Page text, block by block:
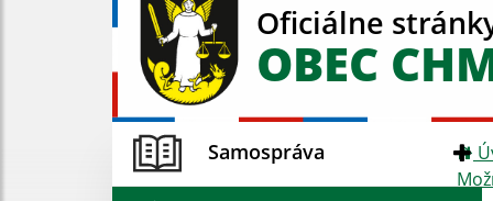
Oficiálne
OBEC
Samospráva